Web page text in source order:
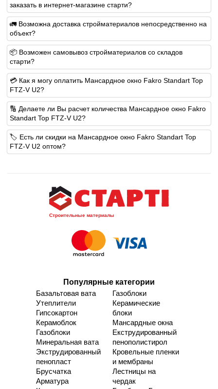
заказать в интернет-магазине старти?
🚛 Возможна доставка стройматериалов непосредственно на
объект?
📦 Возможен самовывоз стройматериалов со складов
старти?
💳 Как я могу оплатить Мансардное окно Fakro Standart Top
FTZ-V U2?
🔢 Делаете ли Вы расчет количества Мансардное окно Fakro
Standart Top FTZ-V U2?
🏷️ Есть ли скидки на Мансардное окно Fakro Standart Top
FTZ-V U2 оптом?
Строительные материалы
Популярные категории
Базальтовая вата
Утеплители
Гипсокартон
Керамоблок
Газоблоки
Минеральная вата
Экструдированный
пенопласт
Брусчатка
Арматура
Газоблоки
Керамические
блоки
Мансардные окна
Екструдированный
пенополистирол
Кровельные пленки
и мембраны
Лестницы на
чердак